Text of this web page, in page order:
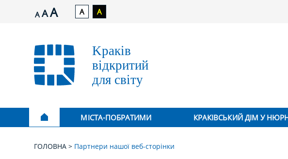
A AA A A
МІСТА-ПОБРАТИМИ КРАКІВСЬКИЙ ДІМ У
ГОЛОВНА Партнери нашої веб-сторінки